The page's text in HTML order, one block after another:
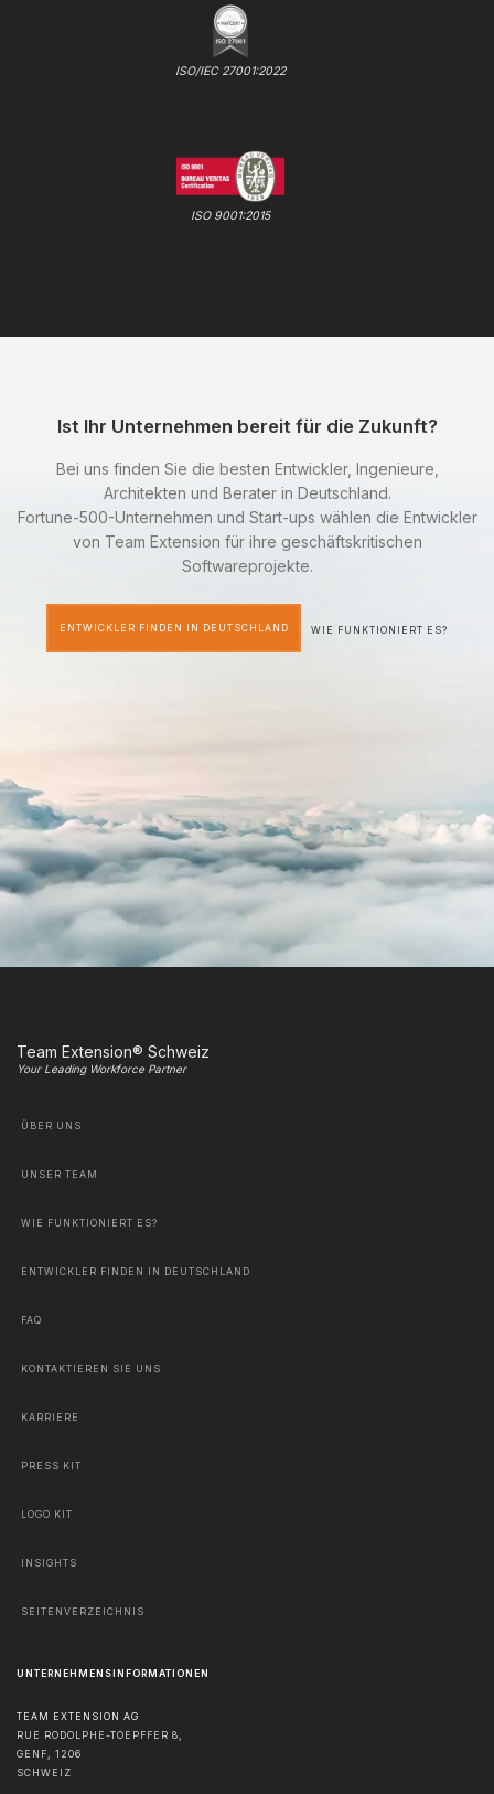
ISO/IEC 27001:2022
ISO 9001:2015
Ist Ihr Unternehmen bereit für die Zukunft?
Bei uns finden Sie die besten Entwickler, Ingenieure,
Architekten und Berater in Deutschland.
Fortune-500-Unternehmen und Start-ups wählen die Entwickler
von Team Extension für ihre geschäftskritischen
Softwareprojekte.
ENTWICKLER FINDEN IN DEUTSCHLAND WIE FUNKTIONIERT ES?
Team Extension® Schweiz
Your Leading Workforce Partner
ÜBER UNS
UNSER TEAM
WIE FUNKTIONIERT ES?
ENTWICKLER FINDEN IN DEUTSCHLAND
FAQ
KONTAKTIEREN SIE UNS
KARRIERE
PRESS KIT
LOGO KIT
INSIGHTS
SEITENVERZEICHNIS
UNTERNEHMENSINFORMATIONEN
TEAM EXTENSION AG
RUE RODOLPHE-TOEPFFER 8,
GENF, 1206
SCHWEIZ